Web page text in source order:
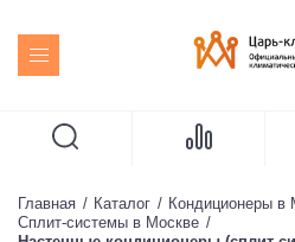
Главная Каталог
Кондиционеры в
Сплит-системы в Москве